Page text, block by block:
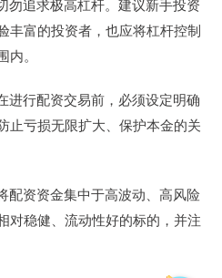
勿追求极高杠杆。建议新手投资
丰富的投资者，也应将杠杆控制
。
进行配资交易前，必须设定明确
止亏损无限扩大、保护本金的关
配资资金集中于高波动、高风险
对稳健、流动性好的标的，并注